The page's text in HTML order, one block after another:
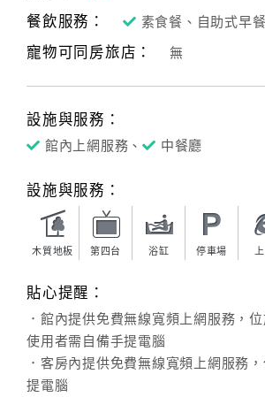
餐飲服務：
素食餐、自助式早餐
寵物可同房旅店： 無
設施與服務：
館內上網服務、 中餐廳
設施與服務：
木質地板 第四台 浴缸 停車場
貼心提醒：
．館內提供免費無線寬頻上網服務，位
使用者需自備手提電腦
．客房內提供免費無線寬頻上網服務
提電腦